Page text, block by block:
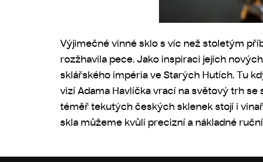
Výjimečné vinné sklo s víc než stoletým
rozžhavila pece. Jako inspiraci jejích
sklářského impéria ve Starých Hutích. Tu
vizí Adama Havlíčka vrací na světový trh
téměř tekutých českých sklenek stojí i
skla můžeme kvůli precizní a nákladné